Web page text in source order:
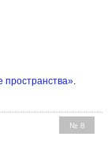
.
№ 8